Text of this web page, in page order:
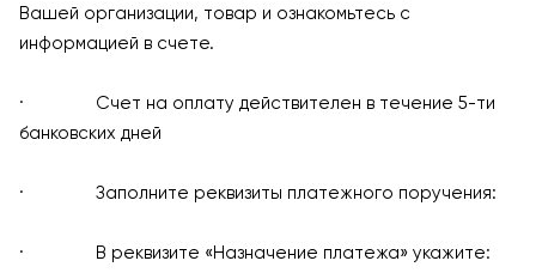
Вашей организации, товар и ознакомьтесь с
информацией в счете.
· Счет на оплату действителен в течение 5-ти
банковских дней
· Заполните реквизиты платежного поручения:
· В реквизите «Назначение платежа» укажите: